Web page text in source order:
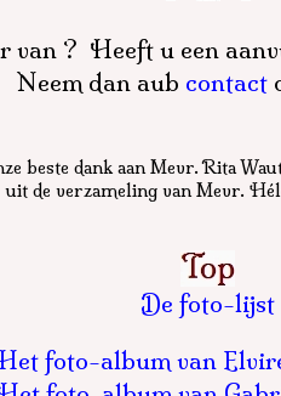
van ? Heeft u een
Neem dan aub contact
beste dank aan Mevr. Rita
uit de verzameling van Mevr.
De foto-lijst
foto-album van